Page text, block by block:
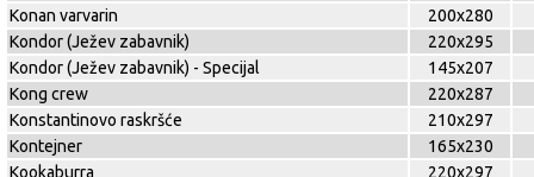
Konan varvarin
200x280
Kondor (Ježev zabavnik)
220x295
Kondor (Ježev zabavnik) - Specijal
145x207
Kong crew
220x287
Konstantinovo raskršće
210x297
Kontejner
165x230
Kookaburra
220x297